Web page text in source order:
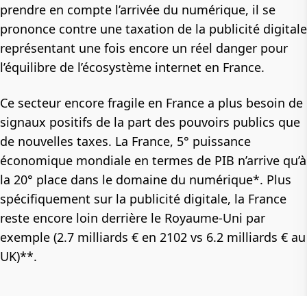
prendre en compte l’arrivée du numérique, il se
prononce contre une taxation de la publicité digitale
représentant une fois encore un réel danger pour
l’équilibre de l’écosystème internet en France.
Ce secteur encore fragile en France a plus besoin de
signaux positifs de la part des pouvoirs publics que
de nouvelles taxes. La France, 5° puissance
économique mondiale en termes de PIB n’arrive qu’à
la 20° place dans le domaine du numérique*. Plus
spécifiquement sur la publicité digitale, la France
reste encore loin derrière le Royaume-Uni par
exemple (2.7 milliards € en 2102 vs 6.2 milliards € au
UK)**.